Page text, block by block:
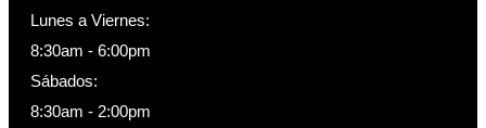
Lunes a Viernes:
8:30am - 6:00pm
Sábados:
8:30am - 2:00pm